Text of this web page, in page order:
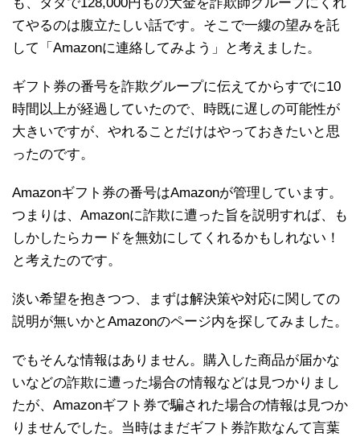
てやるのは腹立たしい話です。そこで一縷の望みを託
して「Amazonに連絡してみよう」と考えました。
ギフト券の番号を詐欺グループに伝えてからすでに10
時間以上が経過していたので、時既に遅しの可能性が
大きいですが、やれることだけはやっておきたいと思
ったのです。
Amazonギフト券の番号はAmazonが管理しています。
つまりは、Amazonに詐欺に遭った旨を説明すれば、も
しかしたらカードを無効にしてくれるかもしれない！
と考えたのです。
淡い希望を抱きつつ、まずは解決策や対応に関しての
説明が無いかとAmazonのページ内を探してみました。
でもそんな情報はありません。購入した商品が届かな
いなどの詐欺に遭った場合の情報などは見つかりまし
たが、Amazonギフト券で騙された場合の情報は見つか
りませんでした。当時はまだギフト券詐欺なんて言葉